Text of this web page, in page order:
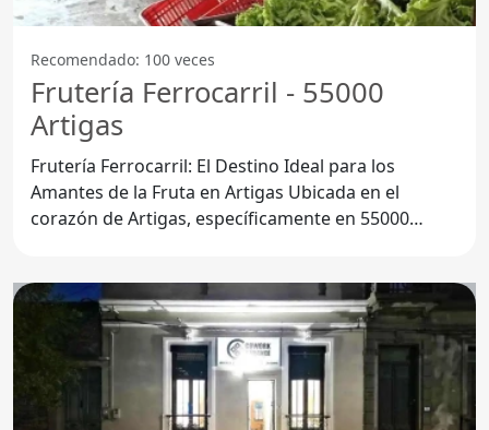
Recomendado: 100 veces
Frutería Ferrocarril - 55000
Artigas
Frutería Ferrocarril: El Destino Ideal para los
Amantes de la Fruta en Artigas Ubicada en el
corazón de Artigas, específicamente en 55000